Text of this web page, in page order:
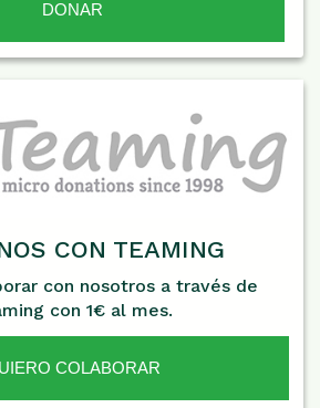
CON TEAMING
con nosotros a través de
con 1€ al mes.
COLABORAR